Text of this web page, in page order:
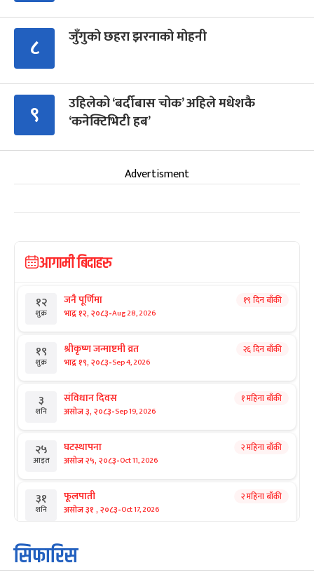
८ जुँगुको छहरा झरनाको मोहनी
९
उहिलेको ‘बर्दीबास चोक’ अहिले मधेशकै
‘कनेक्टिभिटी हब’
Advertisment
आगामी बिदाहरु
१२
शुक्र
जनै पूर्णिमा
भाद्र १२, २०८३-Aug 28, 2026
१९ दिन बाँकी
१९
शुक्र
श्रीकृष्ण जन्माष्टमी व्रत
भाद्र १९, २०८३-Sep 4, 2026
२६ दिन बाँकी
३
शनि
संविधान दिवस
असोज ३, २०८३-Sep 19, 2026
१ महिना बाँकी
२५
आइत
घटस्थापना
असोज २५, २०८३-Oct 11, 2026
२ महिना बाँकी
३१
शनि
फूलपाती
असोज ३१ , २०८३-Oct 17, 2026
२ महिना बाँकी
१
आइत
कार्तिक सङ्क्रान्ति
कार्तिक १, २०८३
सिफारिस